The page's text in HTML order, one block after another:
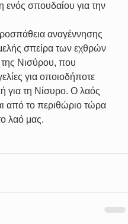
ενός σπουδαίου για την
αναγέννησης
σπείρα των εχθρών
της Νισύρου, που
για οποιοδήποτε
για τη Νίσυρο. Ο λαός
από το περιθώριο τώρα
λαό μας.